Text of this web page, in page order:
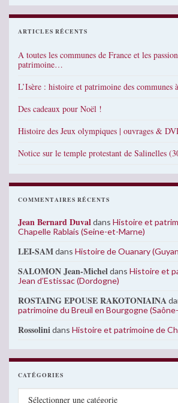
ARTICLES RÉCENTS
A toutes les communes de France et les
patrimoine…
L’Isère : histoire et patrimoine des communes
Des cadeaux pour Noël !
Histoire des Jeux olympiques | ouvrages &
Notice sur le temple protestant de Salinelles
COMMENTAIRES RÉCENTS
Jean Bernard Duvaldans Histoire et
Chapelle Rablais (Seine-et-Marne)
LEI-SAMdans Histoire de Ouanary
SALOMON Jean-Micheldans Histoire et
Jean d’Estissac (Dordogne)
ROSTAING EPOUSE RAKOTONIAINA
patrimoine du Breuil en Bourgogne
Rossolinidans Histoire et patrimoine de
CATÉGORIES
Catégories